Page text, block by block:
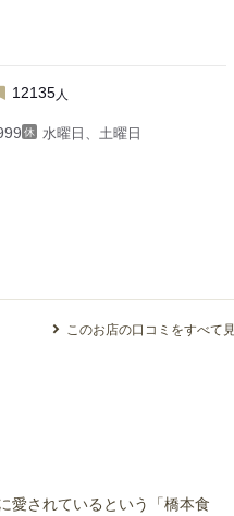
12135人
水曜日、土曜日
このお店の口コミをすべて
愛されているという「橋本食